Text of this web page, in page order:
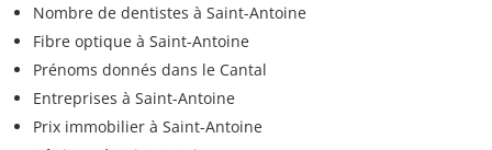
Nombre de dentistes à Saint-Antoine
Fibre optique à Saint-Antoine
Prénoms donnés dans le Cantal
Entreprises à Saint-Antoine
Prix immobilier à Saint-Antoine